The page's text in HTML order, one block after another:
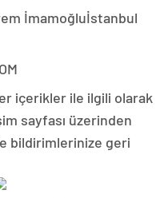
İmamoğluİstanbul
içerikler ile ilgili olarak
sayfası üzerinden
bildirimlerinize geri